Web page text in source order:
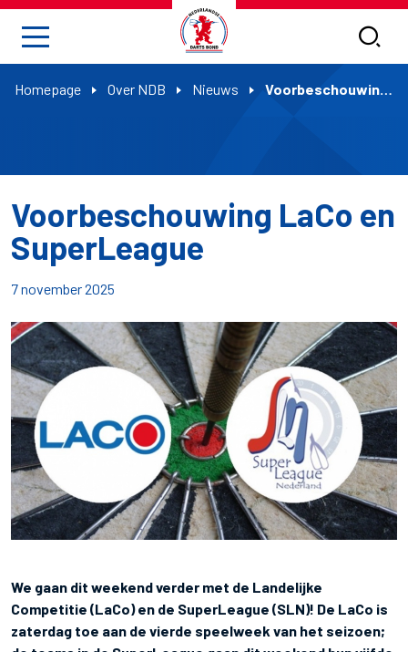
Homepage Over NDB Nieuws Voorbeschouwing LaCo en SuperLeague
Voorbeschouwing LaCo en
SuperLeague
7 november 2025
We gaan dit weekend verder met de Landelijke
Competitie (LaCo) en de SuperLeague (SLN)! De LaCo is
zaterdag toe aan de vierde speelweek van het seizoen;